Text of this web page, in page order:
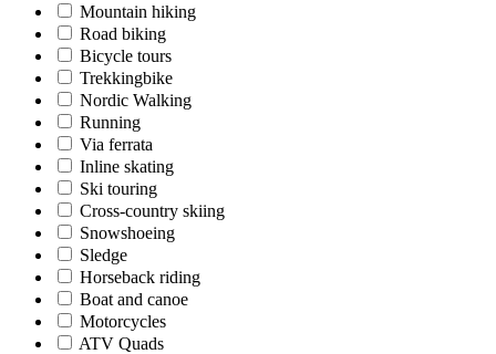
Mountain hiking
Road biking
Bicycle tours
Trekkingbike
Nordic Walking
Running
Via ferrata
Inline skating
Ski touring
Cross-country skiing
Snowshoeing
Sledge
Horseback riding
Boat and canoe
Motorcycles
ATV Quads